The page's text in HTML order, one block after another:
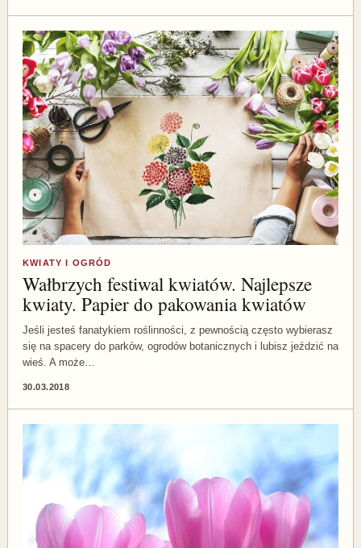
KWIATY I OGRÓD
Wałbrzych festiwal kwiatów. Najlepsze
kwiaty. Papier do pakowania kwiatów
Jeśli jesteś fanatykiem roślinności, z pewnością często wybierasz
się na spacery do parków, ogrodów botanicznych i lubisz jeździć na
wieś. A może…
30.03.2018